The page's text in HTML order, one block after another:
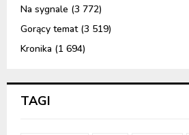
Na sygnale (3 772)
Gorący temat(3 519)
Kronika (1 694)
TAGI